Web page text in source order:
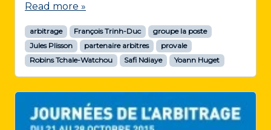
Read more »
arbitrage François Trinh-Duc
groupe la poste
Jules Plisson
partenaire arbitres
provale
Robins Tchale-Watchou
Safi Ndiaye Yoann Huget